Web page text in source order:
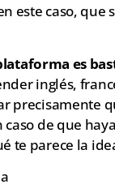
este caso,
es
inglés,
precisamente
de que
te parece la